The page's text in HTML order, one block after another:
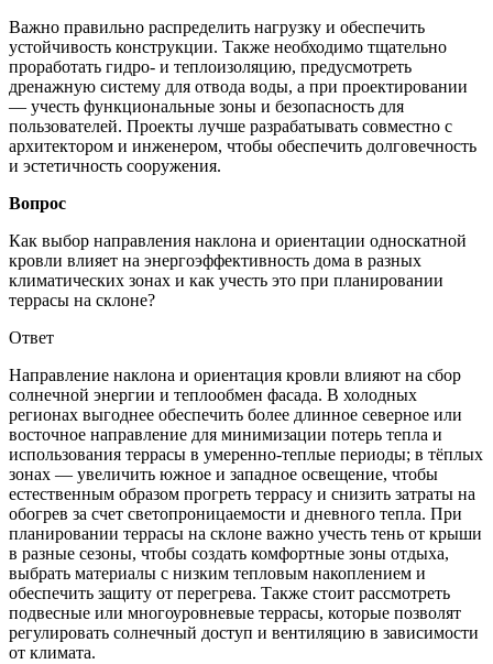
Важно правильно распределить нагрузку и обеспечить
устойчивость конструкции. Также необходимо тщательно
проработать гидро- и теплоизоляцию, предусмотреть
дренажную систему для отвода воды, а при проектировании
— учесть функциональные зоны и безопасность для
пользователей. Проекты лучше разрабатывать совместно с
архитектором и инженером, чтобы обеспечить долговечность
и эстетичность сооружения.
Вопрос
Как выбор направления наклона и ориентации односкатной
кровли влияет на энергоэффективность дома в разных
климатических зонах и как учесть это при планировании
террасы на склоне?
Ответ
Направление наклона и ориентация кровли влияют на сбор
солнечной энергии и теплообмен фасада. В холодных
регионах выгоднее обеспечить более длинное северное или
восточное направление для минимизации потерь тепла и
использования террасы в умеренно-теплые периоды; в тёплых
зонах — увеличить южное и западное освещение, чтобы
естественным образом прогреть террасу и снизить затраты на
обогрев за счет светопроницаемости и дневного тепла. При
планировании террасы на склоне важно учесть тень от крыши
в разные сезоны, чтобы создать комфортные зоны отдыха,
выбрать материалы с низким тепловым накоплением и
обеспечить защиту от перегрева. Также стоит рассмотреть
подвесные или многоуровневые террасы, которые позволят
регулировать солнечный доступ и вентиляцию в зависимости
от климата.